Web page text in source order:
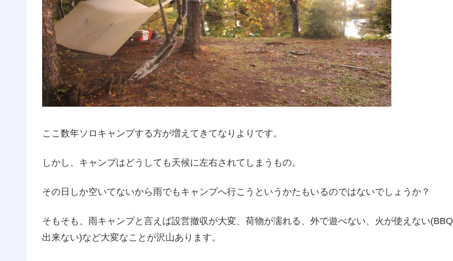
ここ数年ソロキャンプする方が増えてきてなりよりです。
しかし、キャンプはどうしても天候に左右されてしまうもの。
その日しか空いてないから雨でもキャンプへ行こうというかたもいるのではないでしょうか？
そもそも、雨キャンプと言えば設営撤収が大変、荷物が濡れる、外で遊べない、火が使えない(BBQ
出来ない)など大変なことが沢山あります。